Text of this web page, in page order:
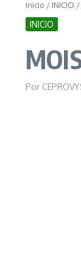
Inicio / INICIO /
INICIO
Por